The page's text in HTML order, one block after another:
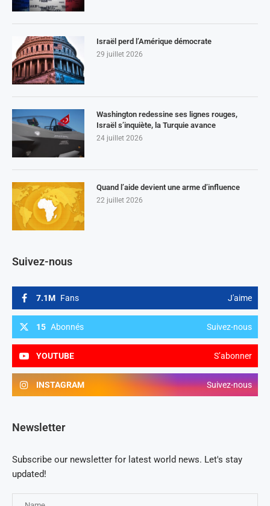
Israël perd l’Amérique démocrate
29 juillet 2026
Washington redessine ses lignes rouges,
Israël s’inquiète, la Turquie avance
24 juillet 2026
Quand l’aide devient une arme d’influence
22 juillet 2026
Suivez-nous
7.1M Fans J'aime
15 Abonnés Suivez-nous
YOUTUBE S’abonner
INSTAGRAM Suivez-nous
Newsletter
Subscribe our newsletter for latest world news. Let's stay
updated!